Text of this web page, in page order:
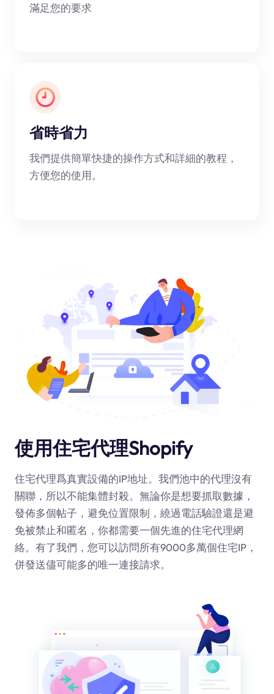
滿足您的要求
省時省力
我們提供簡單快捷的操作方式和詳細的教程，
方便您的使用。
使用住宅代理Shopify
住宅代理爲真實設備的IP地址。我們池中的代理沒有
關聯，所以不能集體封殺。無論你是想要抓取數據，
發佈多個帖子，避免位置限制，繞過電話驗證還是避
免被禁止和匿名，你都需要一個先進的住宅代理網
絡。有了我們，您可以訪問所有9000多萬個住宅IP，
併發送儘可能多的唯一連接請求。